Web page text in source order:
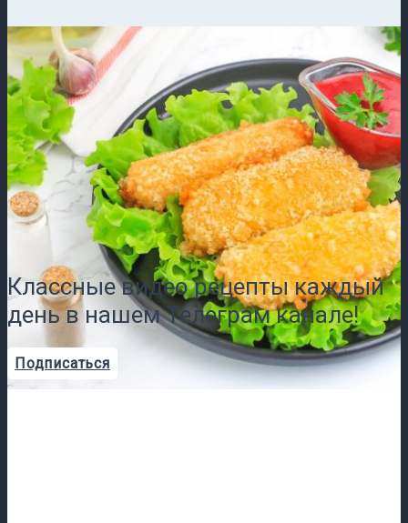
Классные видео рецепты каждый
день в нашем Телеграм канале!
Подписаться